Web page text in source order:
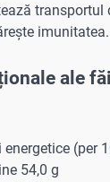
transportul
imunitatea.
ale
energetice (per
54,0 g